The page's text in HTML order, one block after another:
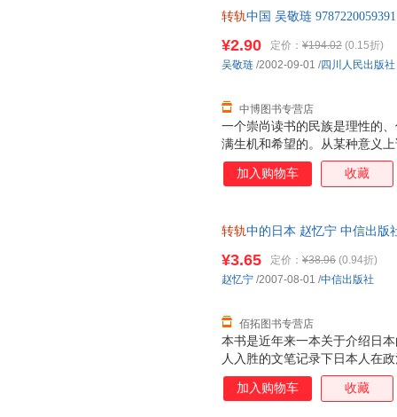
的过程。无论人们如何评判、
转轨中国 吴敬琏
一个崇尚读书的民族是理性的
满生机和希望的。从某种意义
明，正是靠着书才是以传承、
¥2.90 定价： ¥194.02 (0.15折)
中博图书专营店
吴敬琏 /2002-09-01 /四川人民出版社
加入购物车 收藏
转轨中的日本 赵忆宁 中信出版
本书是近年来一本关于介绍日
人入胜的文笔记录下日本人在
型、在社会方面的严峻挑战以
给日本人带来的无限困惑。 本
¥3.65 定价： ¥38.96 (0.94折)
佰拓图书专营店
赵忆宁 /2007-08-01 /中信出版社
加入购物车 收藏